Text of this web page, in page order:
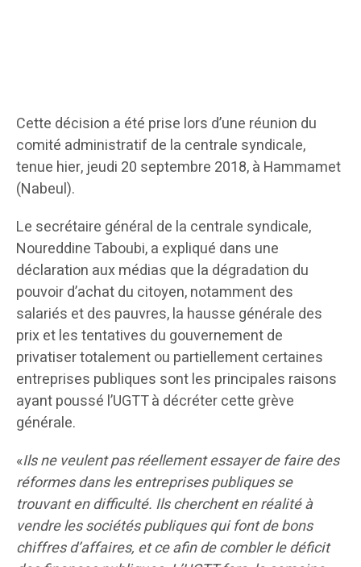
Cette décision a été prise lors d’une réunion du
comité administratif de la centrale syndicale,
tenue hier, jeudi 20 septembre 2018, à Hammamet
(Nabeul).
Le secrétaire général de la centrale syndicale,
Noureddine Taboubi, a expliqué dans une
déclaration aux médias que la dégradation du
pouvoir d’achat du citoyen, notamment des
salariés et des pauvres, la hausse générale des
prix et les tentatives du gouvernement de
privatiser totalement ou partiellement certaines
entreprises publiques sont les principales raisons
ayant poussé l’UGTT à décréter cette grève
générale.
«Ils ne veulent pas réellement essayer de faire des
réformes dans les entreprises publiques se
trouvant en difficulté. Ils cherchent en réalité à
vendre les sociétés publiques qui font de bons
chiffres d’affaires, et ce afin de combler le déficit